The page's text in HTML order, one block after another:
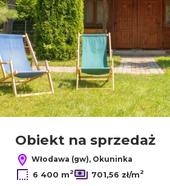
Obiekt na sprzedaż
Włodawa (gw), Okuninka
6 400 m2 701,56 zł/m2